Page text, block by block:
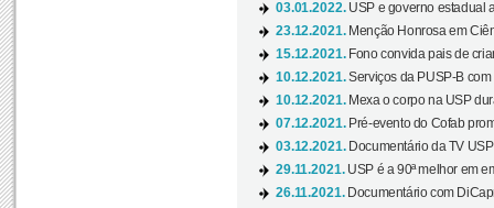
03.01.2022. USP e governo estadual
23.12.2021. Menção Honrosa em
15.12.2021. Fono convida pais de
10.12.2021.Serviços da PUSP-B
10.12.2021. Mexa o corpo na USP
07.12.2021. Pré-evento do Cofab
03.12.2021. Documentário da TV
29.11.2021. USP é a 90ª melhor em
26.11.2021. Documentário com